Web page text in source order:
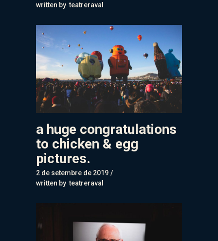
written by teatreraval
a huge congratulations
to chicken & egg
pictures.
2 de setembre de 2019
written by teatreraval